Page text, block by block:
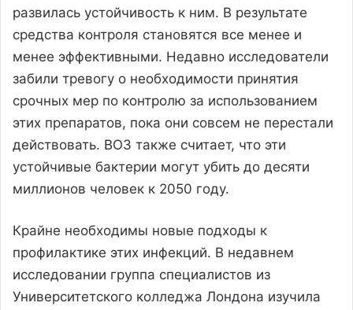
развилась устойчивость к ним. В результате
средства контроля становятся все менее и
менее эффективными. Недавно исследователи
забили тревогу о необходимости принятия
срочных мер по контролю за использованием
этих препаратов, пока они совсем не перестали
действовать. ВОЗ также считает, что эти
устойчивые бактерии могут убить до десяти
миллионов человек к 2050 году.
Крайне необходимы новые подходы к
профилактике этих инфекций. В недавнем
исследовании группа специалистов из
Университетского колледжа Лондона изучила